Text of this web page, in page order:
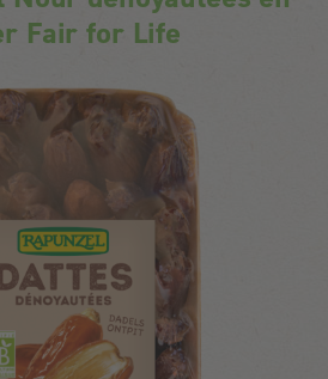
Fair for Life